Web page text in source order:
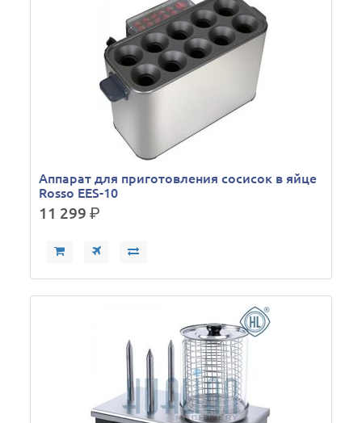
Аппарат для приготовления сосисок в яйце
Rosso EES-10
11 299р.